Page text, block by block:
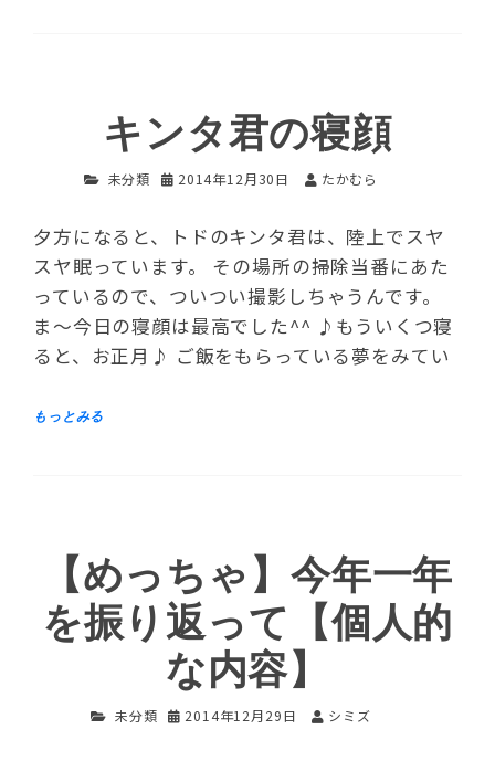
キンタ君の寝顔
未分類 2014年12月30日 たかむら
夕方になると、トドのキンタ君は、陸上でスヤ
スヤ眠っています。 その場所の掃除当番にあた
っているので、ついつい撮影しちゃうんです。
ま～今日の寝顔は最高でした^^ ♪もういくつ寝
ると、お正月♪ ご飯をもらっている夢をみてい
【めっちゃ】今年一年
を振り返って【個人的
な内容】
未分類 2014年12月29日 シミズ